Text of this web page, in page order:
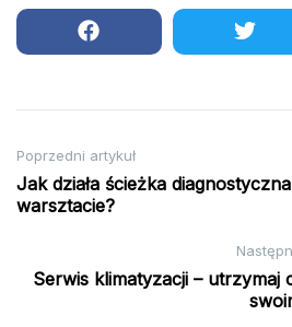
Nawigacja
wpisu
Poprzedni artykuł
Jak działa ścieżka
warsztacie?
Serwis klimatyzacji – utrzymaj